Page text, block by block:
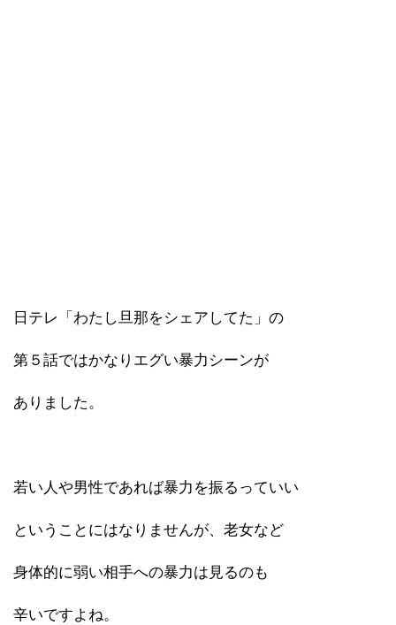
日テレ「わたし旦那をシェアしてた」の
第５話ではかなりエグい暴力シーンが
ありました。
若い人や男性であれば暴力を振るっていい
ということにはなりませんが、老女など
身体的に弱い相手への暴力は見るのも
辛いですよね。